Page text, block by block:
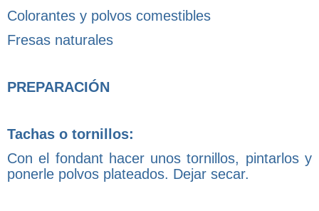
Colorantes y polvos comestibles
Fresas naturales
PREPARACIÓN
Tachas o tornillos:
Con el fondant hacer unos tornillos, pintarlos y
ponerle polvos plateados. Dejar secar.